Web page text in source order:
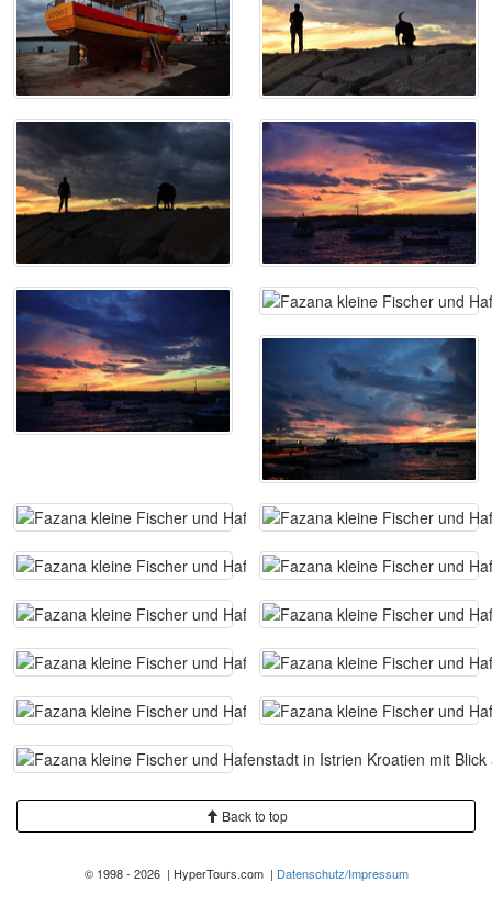
Back to top
© 1998 - 2026 | HyperTours.com | Datenschutz/Impressum